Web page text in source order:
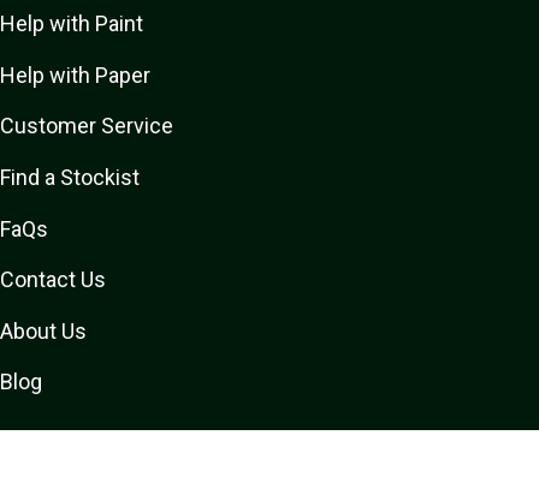
Help with Paint
Help with Paper
Customer Service
Find a Stockist
FaQs
Contact Us
About Us
Blog